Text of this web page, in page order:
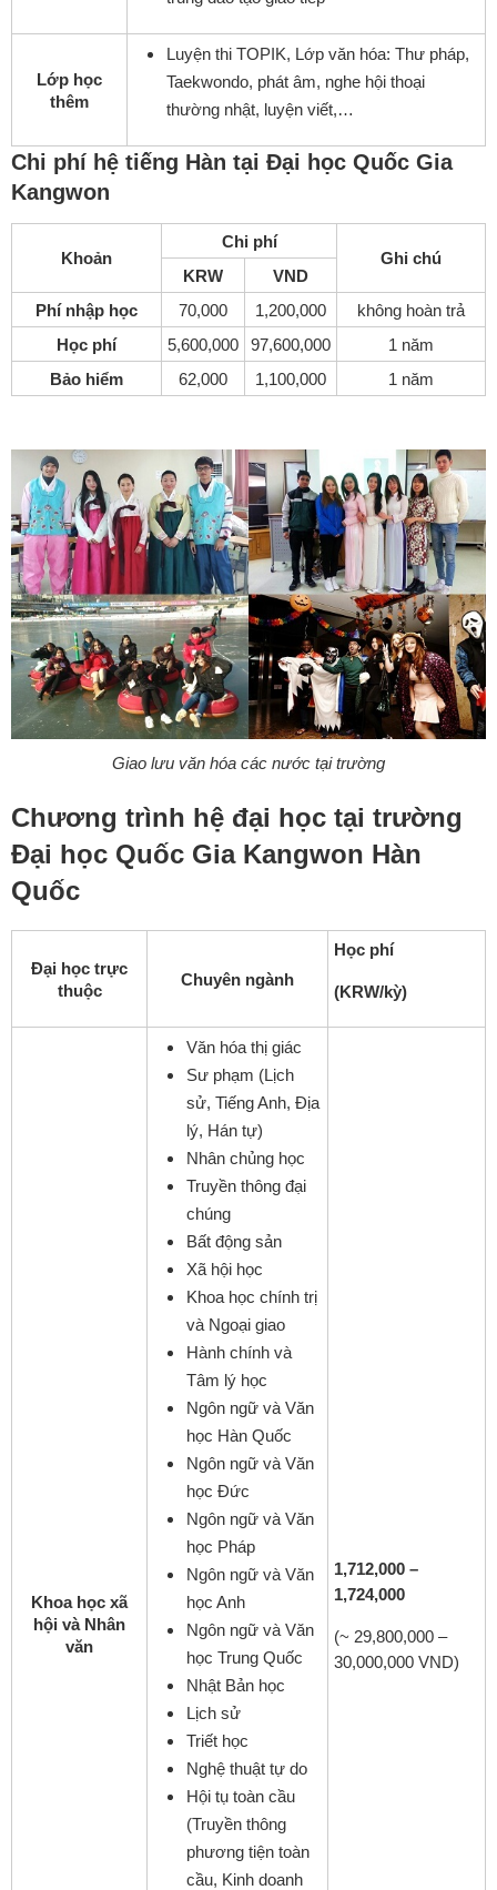
Lớp học
thêm
Luyện thi TOPIK, Lớp văn hóa: Thư pháp,
Taekwondo, phát âm, nghe hội thoại
thường nhật, luyện viết,…
Chi phí hệ tiếng Hàn tại Đại học Quốc Gia
Kangwon
Khoản
Chi phí
Ghi chú
KRW
VND
Phí nhập học
70,000 1,200,000
không hoàn trả
Học phí
5,600,000 97,600,000
1 năm
Bảo hiểm
62,000 1,100,000 1 năm
Giao lưu văn hóa các nước tại trường
Chương trình hệ đại học tại trường
Đại học Quốc Gia Kangwon Hàn
Quốc
Đại học trực
thuộc
Chuyên ngành
Học phí
(KRW/kỳ)
Khoa học xã
hội và Nhân
văn
Văn hóa thị giác
Sư phạm (Lịch
sử, Tiếng Anh, Địa
lý, Hán tự)
Nhân chủng học
Truyền thông đại
chúng
Bất động sản
Xã hội học
Khoa học chính trị
và Ngoại giao
Hành chính và
Tâm lý học
Ngôn ngữ và Văn
học Hàn Quốc
Ngôn ngữ và Văn
học Đức
Ngôn ngữ và Văn
học Pháp
Ngôn ngữ và Văn
học Anh
Ngôn ngữ và Văn
học Trung Quốc
Nhật Bản học
Lịch sử
Triết học
Nghệ thuật tự do
Hội tụ toàn cầu
(Truyền thông
phương tiện toàn
cầu, Kinh doanh
1,712,000 –
1,724,000
(~ 29,800,000 –
30,000,000 VND)